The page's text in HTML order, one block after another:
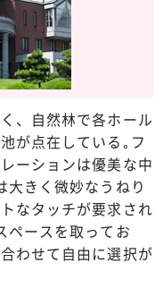
、自然林で各ホール
が点在している｡フ
ーションは優美な中
大きく微妙なうねり
なタッチが要求され
ペースを取ってお
わせて自由に選択が